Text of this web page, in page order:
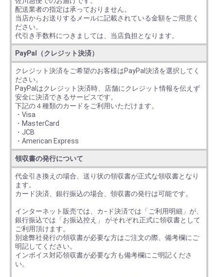
配送業者の指定は承っておりません。
当店からお送りするメールに記載されている金額をご用意く
ださい。
代引き手数料につきましては、当店負担となります。
PayPal（クレジット決済）
クレジット決済をご希望のお客様はPayPal決済を選択してく
ださい。
PayPalはクレジット決済時、店舗にクレジット情報を伝えず
安全に決済できるサービスです。
下記の４種類のカードをご利用いただけます。
・Visa
・MasterCard
・JCB
・American Express
領収書の発行について
代金引き換えの場合、送り状の領収書が正式な領収書となり
ます。
カード決済、銀行振込の場合、領収書の発行は可能です。
インターネット販売では、カ−ド決済では「ご利用明細」が、
銀行振込では「お振込控え」 がそれぞれ正式に領収書として
ご利用頂けます。
別途弊社発行の領収書が必要な方はご注文の際、備考欄にご
明記してください。
インボイス対応領収書が必要な方も備考欄にご明記くださ
い。